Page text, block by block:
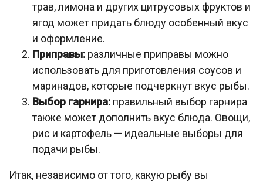
трав, лимона и других цитрусовых фруктов и
ягод может придать блюду особенный вкус
и оформление.
Приправы: различные приправы можно
использовать для приготовления соусов и
маринадов, которые подчеркнут вкус рыбы.
Выбор гарнира: правильный выбор гарнира
также может дополнить вкус блюда. Овощи,
рис и картофель — идеальные выборы для
подачи рыбы.
Итак, независимо от того, какую рыбу вы